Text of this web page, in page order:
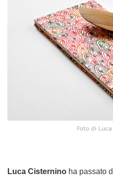
Foto di
Luca Cisternino ha passato